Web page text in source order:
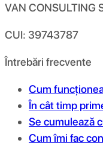
VAN CONSULTING
CUI: 39743787
Întrebări frecvente
Cum
În cât timp
Se cumulează
Cum îmi fac